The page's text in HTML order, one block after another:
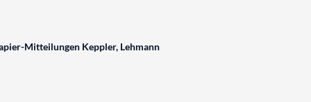
Mitteilungen Keppler, Lehmann